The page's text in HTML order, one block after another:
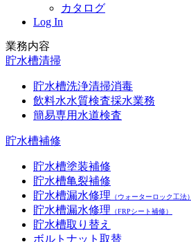
カタログ
Log In
業務内容
貯水槽清掃
貯水槽洗浄清掃消毒
飲料水水質検査採水業務
簡易専用水道検査
貯水槽補修
貯水槽塗装補修
貯水槽亀裂補修
貯水槽漏水修理 （ウォーターロック工法）
貯水槽漏水修理 （FRPシート補修）
貯水槽取り替え
ボルトナット取替